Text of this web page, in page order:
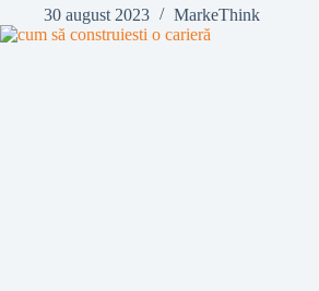
30 august 2023
MarkeThink